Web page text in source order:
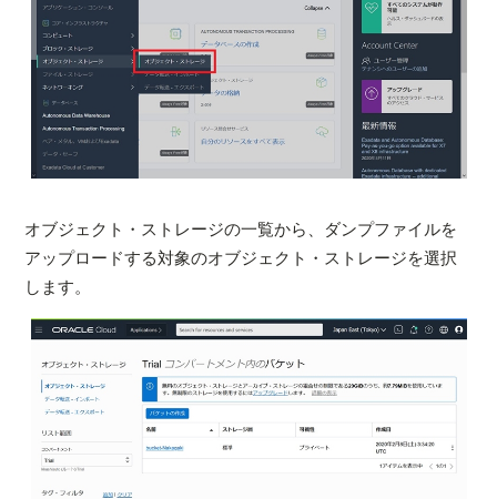
オブジェクト・ストレージの一覧から、ダンプファイルを
アップロードする対象のオブジェクト・ストレージを選択
します。